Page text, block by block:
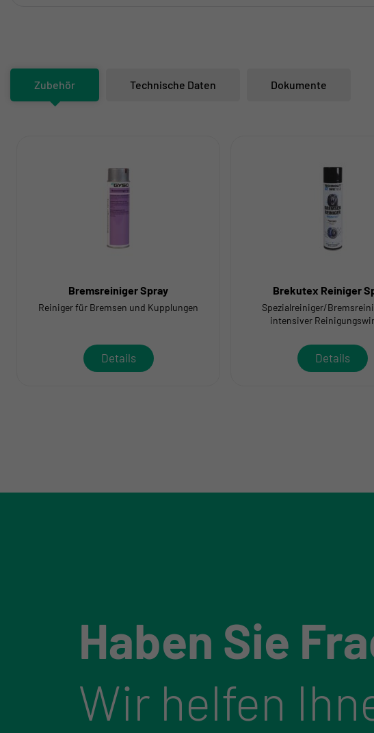
Zubehör Technische Daten Dokumente
Bremsreiniger Spray
Reiniger für Bremsen und Kupplungen
Details
Brekutex Reiniger
Spezialreiniger/
intensiver
Details
Haben Sie
Wir helfen